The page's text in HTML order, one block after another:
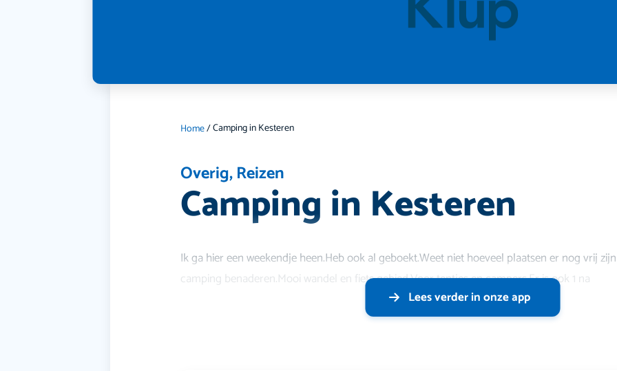
Home/Camping in Kesteren
Overig,Reizen
Camping in Kesteren
Ik ga hier een weekendje heen.Heb ook al geboekt.Weet niet hoeveel plaatsen er nog vrij
camping benaderen.Mooi wandel en fiets gebied.Voor tentjes en campers.Er is ook 1 na
Lees verder in onze app